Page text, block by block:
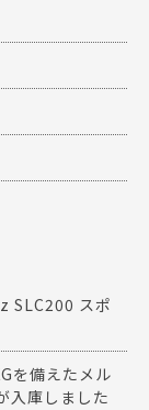
スポ
を備えたメル
入庫しました